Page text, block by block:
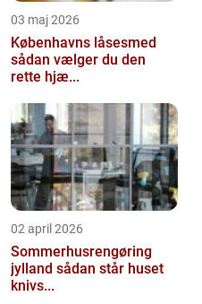
03 maj 2026
Københavns låsesmed
sådan vælger du den
rette hjæ...
02 april 2026
Sommerhusrengøring
jylland sådan står huset
knivs...